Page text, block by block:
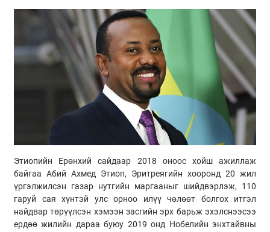
Этиопийн Ерөнхий сайдаар 2018 оноос хойш ажиллаж
байгаа Абий Ахмед Этиоп, Эритреягийн хооронд 20 жил
үргэлжилсэн газар нутгийн маргааныг шийдвэрлэж, 110
гаруй сая хүнтэй улс орноо илүү чөлөөт болгох итгэл
найдвар төрүүлсэн хэмээн засгийн эрх барьж эхэлснээсээ
ердөө жилийн дараа буюу 2019 онд Нобелийн энхтайвны